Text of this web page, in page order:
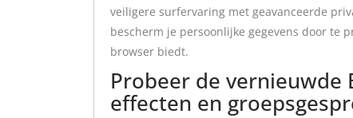
veiligere surfervaring met geavanceerde
bescherm je persoonlijke gegevens door te
browser biedt.
Probeer de
effecten en